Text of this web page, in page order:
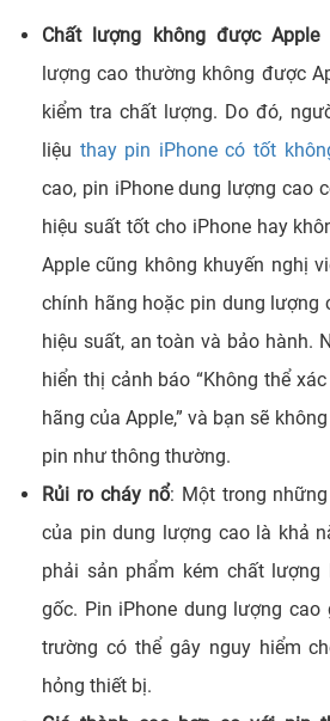
Chất lượng không được Apple
lượng cao thường không được
kiểm tra chất lượng. Do đó,
liệu thay pin iPhone có tốt
cao, pin iPhone dung lượng cao
hiệu suất tốt cho iPhone hay
Apple cũng không khuyến nghị
chính hãng hoặc pin dung lượng
hiệu suất, an toàn và bảo hành.
hiển thị cảnh báo “Không thể
hãng của Apple,” và bạn sẽ
pin như thông thường.
Rủi ro cháy nổ: Một trong
của pin dung lượng cao là khả
phải sản phẩm kém chất lượng
gốc. Pin iPhone dung lượng cao
trường có thể gây nguy hiểm
hỏng thiết bị.